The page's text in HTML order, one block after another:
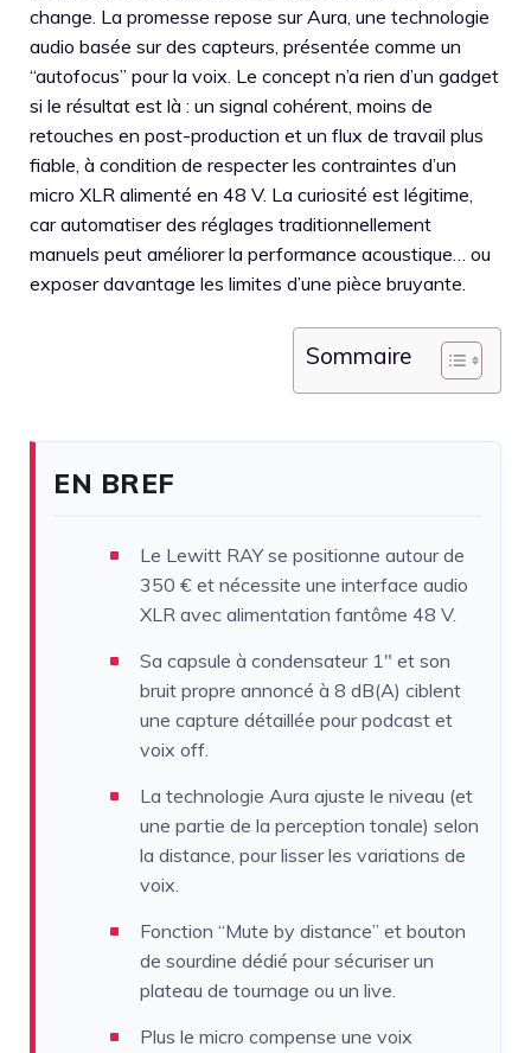
change. La promesse repose sur Aura, une technologie
audio basée sur des capteurs, présentée comme un
“autofocus” pour la voix. Le concept n’a rien d’un gadget
si le résultat est là : un signal cohérent, moins de
retouches en post-production et un flux de travail plus
fiable, à condition de respecter les contraintes d’un
micro XLR alimenté en 48 V. La curiosité est légitime,
car automatiser des réglages traditionnellement
manuels peut améliorer la performance acoustique… ou
exposer davantage les limites d’une pièce bruyante.
Sommaire
EN BREF
Le Lewitt RAY se positionne autour de
350 € et nécessite une interface audio
XLR avec alimentation fantôme 48 V.
Sa capsule à condensateur 1″ et son
bruit propre annoncé à 8 dB(A) ciblent
une capture détaillée pour podcast et
voix off.
La technologie Aura ajuste le niveau (et
une partie de la perception tonale) selon
la distance, pour lisser les variations de
voix.
Fonction “Mute by distance” et bouton
de sourdine dédié pour sécuriser un
plateau de tournage ou un live.
Plus le micro compense une voix